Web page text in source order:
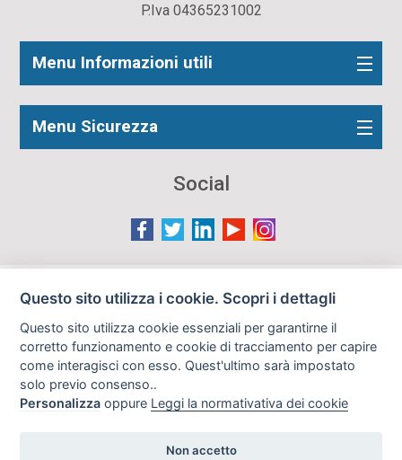
P.Iva 04365231002
Menu Informazioni utili
Menu Sicurezza
Social
Le immagini presenti nel sito sono in parte reperite da
gli autori o i soggetti ritratti fossero contrari al loro utilizzo
in questa sede, l'Istituto, ove opportuno, provvederà a
rimuoverle previa richiesta all'indirizzo email:
info@archiviodisarmo.it
Questo sito utilizza i cookie. Scopri i dettagli
Questo sito utilizza cookie essenziali per garantirne il
corretto funzionamento e cookie di tracciamento per capire
come interagisci con esso. Quest'ultimo sarà impostato
solo previo consenso..
Personalizza oppure Leggi la normativativa dei cookie
Non accetto